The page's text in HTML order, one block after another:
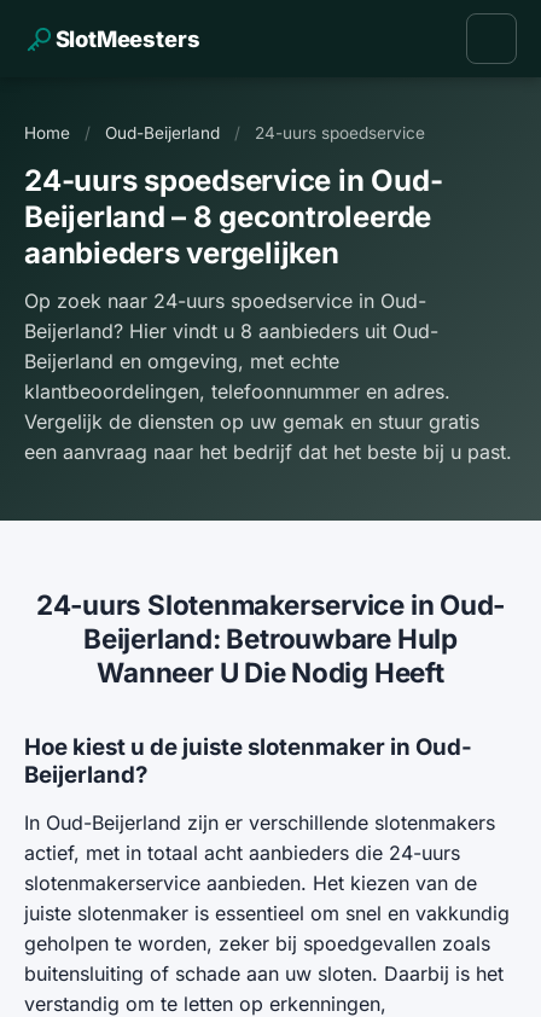
SlotMeesters
Home / Oud-Beijerland / 24-uurs spoedservice
24-uurs spoedservice in Oud-
Beijerland – 8 gecontroleerde
aanbieders vergelijken
Op zoek naar 24-uurs spoedservice in Oud-
Beijerland? Hier vindt u 8 aanbieders uit Oud-
Beijerland en omgeving, met echte
klantbeoordelingen, telefoonnummer en adres.
Vergelijk de diensten op uw gemak en stuur gratis
een aanvraag naar het bedrijf dat het beste bij u past.
24-uurs Slotenmakerservice in Oud-
Beijerland: Betrouwbare Hulp
Wanneer U Die Nodig Heeft
Hoe kiest u de juiste slotenmaker in Oud-
Beijerland?
In Oud-Beijerland zijn er verschillende slotenmakers
actief, met in totaal acht aanbieders die 24-uurs
slotenmakerservice aanbieden. Het kiezen van de
juiste slotenmaker is essentieel om snel en vakkundig
geholpen te worden, zeker bij spoedgevallen zoals
buitensluiting of schade aan uw sloten. Daarbij is het
verstandig om te letten op erkenningen,